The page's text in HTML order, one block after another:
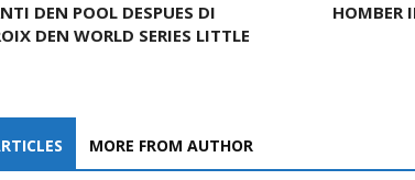
DEN POOL DESPUES DI
DEN WORLD SERIES LITTLE
HOMBER
MORE FROM AUTHOR